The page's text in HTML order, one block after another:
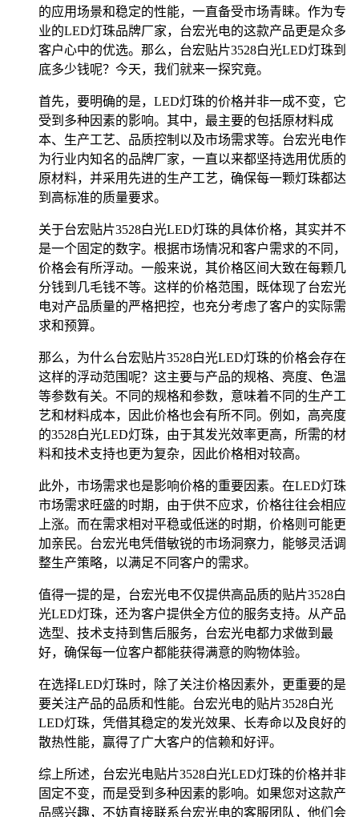
的应用场景和稳定的性能，一直备受市场青睐。作为专
业的LED灯珠品牌厂家，台宏光电的这款产品更是众多
客户心中的优选。那么，台宏贴片3528白光LED灯珠到
底多少钱呢？今天，我们就来一探究竟。
首先，要明确的是，LED灯珠的价格并非一成不变，它
受到多种因素的影响。其中，最主要的包括原材料成
本、生产工艺、品质控制以及市场需求等。台宏光电作
为行业内知名的品牌厂家，一直以来都坚持选用优质的
原材料，并采用先进的生产工艺，确保每一颗灯珠都达
到高标准的质量要求。
关于台宏贴片3528白光LED灯珠的具体价格，其实并不
是一个固定的数字。根据市场情况和客户需求的不同，
价格会有所浮动。一般来说，其价格区间大致在每颗几
分钱到几毛钱不等。这样的价格范围，既体现了台宏光
电对产品质量的严格把控，也充分考虑了客户的实际需
求和预算。
那么，为什么台宏贴片3528白光LED灯珠的价格会存在
这样的浮动范围呢？这主要与产品的规格、亮度、色温
等参数有关。不同的规格和参数，意味着不同的生产工
艺和材料成本，因此价格也会有所不同。例如，高亮度
的3528白光LED灯珠，由于其发光效率更高，所需的材
料和技术支持也更为复杂，因此价格相对较高。
此外，市场需求也是影响价格的重要因素。在LED灯珠
市场需求旺盛的时期，由于供不应求，价格往往会相应
上涨。而在需求相对平稳或低迷的时期，价格则可能更
加亲民。台宏光电凭借敏锐的市场洞察力，能够灵活调
整生产策略，以满足不同客户的需求。
值得一提的是，台宏光电不仅提供高品质的贴片3528白
光LED灯珠，还为客户提供全方位的服务支持。从产品
选型、技术支持到售后服务，台宏光电都力求做到最
好，确保每一位客户都能获得满意的购物体验。
在选择LED灯珠时，除了关注价格因素外，更重要的是
要关注产品的品质和性能。台宏光电的贴片3528白光
LED灯珠，凭借其稳定的发光效果、长寿命以及良好的
散热性能，赢得了广大客户的信赖和好评。
综上所述，台宏光电贴片3528白光LED灯珠的价格并非
固定不变，而是受到多种因素的影响。如果您对这款产
品感兴趣，不妨直接联系台宏光电的客服团队，他们会